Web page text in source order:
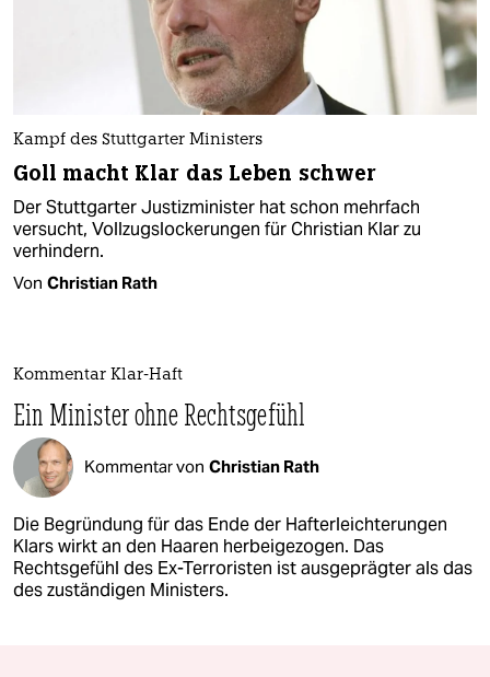
Kampf des Stuttgarter Ministers
Goll macht Klar das Leben schwer
Der Stuttgarter Justizminister hat schon mehrfach
versucht, Vollzugslockerungen für Christian Klar zu
verhindern.
Von Christian Rath
Kommentar Klar-Haft
Ein Minister ohne Rechtsgefühl
Kommentar von Christian Rath
Die Begründung für das Ende der Hafterleichterungen
Klars wirkt an den Haaren herbeigezogen. Das
Rechtsgefühl des Ex-Terroristen ist ausgeprägter als das
des zuständigen Ministers.